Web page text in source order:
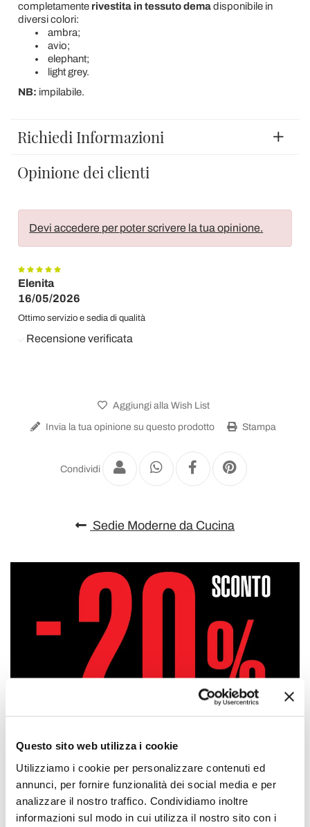
Questo sito web utilizza i cookie
Utilizziamo i cookie per personalizzare contenuti ed
annunci, per fornire funzionalità dei social media e per
analizzare il nostro traffico. Condividiamo inoltre
informazioni sul modo in cui utilizza il nostro sito con i
completamente rivestita in tessuto demadisponibile in
diversi colori:
ambra;
avio;
elephant;
light grey.
NB: impilabile.
Richiedi Informazioni
Opinione dei clienti
Devi accedere per poter scrivere la tua opinione.
Elenita
16/05/2026
Ottimo servizio e sedia di qualità
Recensione verificata
Aggiungi alla Wish List
Invia la tua opinione su questo prodotto Stampa
Condividi
Sedie Moderne da Cucina